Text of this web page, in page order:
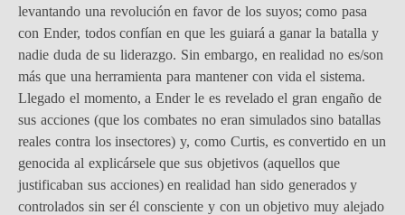
levantando una revolución en favor de los suyos; como pasa
con Ender, todos confían en que les guiará a ganar la batalla y
nadie duda de su liderazgo. Sin embargo, en realidad no es/son
más que una herramienta para mantener con vida el sistema.
Llegado el momento, a Ender le es revelado el gran engaño de
sus acciones (que los combates no eran simulados sino batallas
reales contra los insectores) y, como Curtis, es convertido en un
genocida al explicársele que sus objetivos (aquellos que
justificaban sus acciones) en realidad han sido generados y
controlados sin ser él consciente y con un objetivo muy alejado